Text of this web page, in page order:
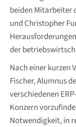
beiden Mitarbeiter
und Christopher
der
Nach einer kurzen
Fischer, Alumnus
verschiedenen
Konzern
Notwendigkeit, in